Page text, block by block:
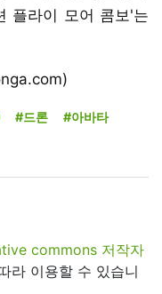
플라이 모어 콤보'는
#드론
#아바타
commons 저작자
라 이용할 수 있습니